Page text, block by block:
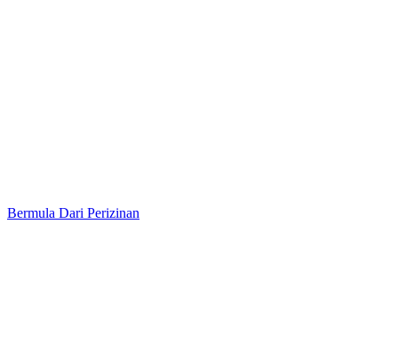
Bermula Dari Perizinan